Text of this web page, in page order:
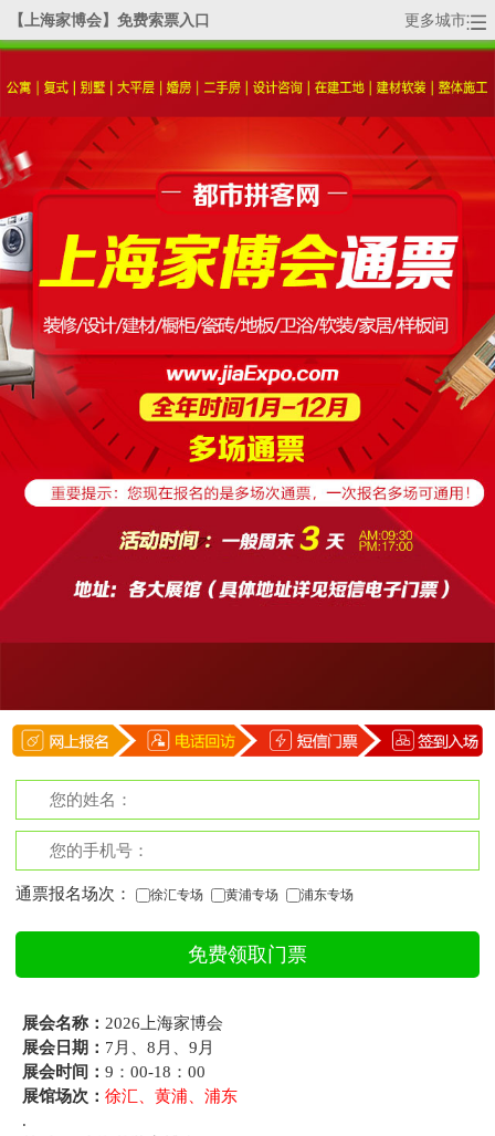
【上海家博会】免费索票入口 更多城市
通票报名场次： 徐汇专场 黄浦专场 浦东专场
展会名称： 2026上海家博会
展会日期： 7月、8月、9月
展会时间： 9：00-18：00
展馆场次： 徐汇、黄浦、浦东
.